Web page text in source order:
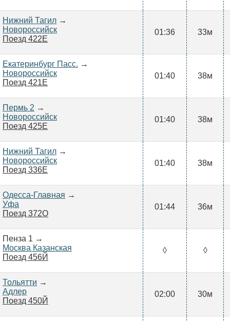
Нижний Тагил →
Новороссийск
Поезд 422Е
01:36 33м
Екатеринбург Пасс. →
Новороссийск
Поезд 421Е
01:40 38м
Пермь 2 →
Новороссийск
Поезд 425Е
01:40 38м
Нижний Тагил →
Новороссийск
Поезд 336Е
01:40 38м
Одесса-Главная →
Уфа
Поезд 372О
01:44 36м
Пенза 1 →
Москва Казанская
Поезд 456Й
◊ ◊
Тольятти →
Адлер
Поезд 450Й
02:00 30м